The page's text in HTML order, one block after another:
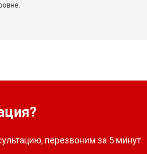
перезвоним за 5 минут